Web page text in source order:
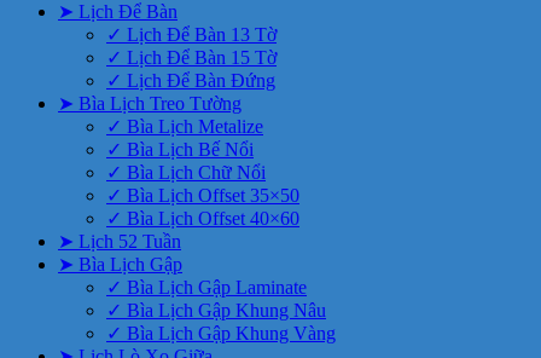
➤ Lịch Để Bàn
✓ Lịch Để Bàn 13 Tờ
✓ Lịch Để Bàn 15 Tờ
✓ Lịch Để Bàn Đứng
➤ Bìa Lịch Treo Tường
✓ Bìa Lịch Metalize
✓ Bìa Lịch Bế Nổi
✓ Bìa Lịch Chữ Nổi
✓ Bìa Lịch Offset 35×50
✓ Bìa Lịch Offset 40×60
➤ Lịch 52 Tuần
➤ Bìa Lịch Gập
✓ Bìa Lịch Gập Laminate
✓ Bìa Lịch Gập Khung Nâu
✓ Bìa Lịch Gập Khung Vàng